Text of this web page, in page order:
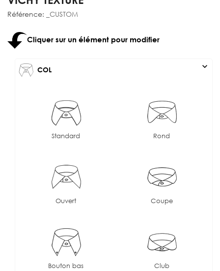
Référence: _CUSTOM
Cliquer sur un élément pour modifier
COL expand_more
Standard Rond
Ouvert Coupe
Bouton bas Club